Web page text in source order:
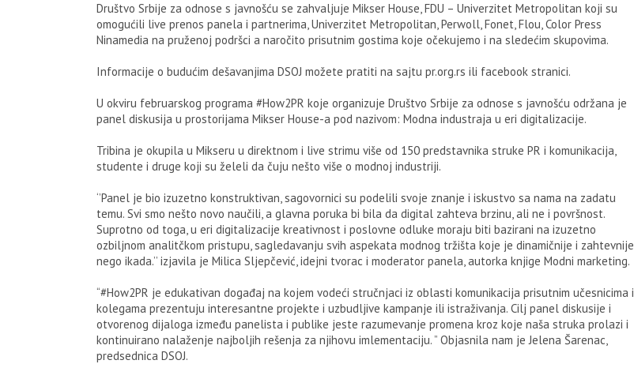
Društvo Srbije za odnose s javnošću se zahvaljuje Mikser House, FDU – Univerzitet Metropolitan koji su
omogućili live prenos panela i partnerima, Univerzitet Metropolitan, Perwoll, Fonet, Flou, Color Press
Ninamedia na pruženoj podršci a naročito prisutnim gostima koje očekujemo i na sledećim skupovima.
Informacije o budućim dešavanjima DSOJ možete pratiti na sajtu pr.org.rs ili facebook stranici.
U okviru februarskog programa #How2PR koje organizuje Društvo Srbije za odnose s javnošću održana je
panel diskusija u prostorijama Mikser House-a pod nazivom: Modna industraja u eri digitalizacije.
Tribina je okupila u Mikseru u direktnom i live strimu više od 150 predstavnika struke PR i komunikacija,
studente i druge koji su želeli da čuju nešto više o modnoj industriji.
‘’Panel je bio izuzetno konstruktivan, sagovornici su podelili svoje znanje i iskustvo sa nama na zadatu
temu. Svi smo nešto novo naučili, a glavna poruka bi bila da digital zahteva brzinu, ali ne i površnost.
Suprotno od toga, u eri digitalizacije kreativnost i poslovne odluke moraju biti bazirani na izuzetno
ozbiljnom analitčkom pristupu, sagledavanju svih aspekata modnog tržišta koje je dinamičnije i zahtevnije
nego ikada.’’ izjavila je Milica Sljepčević, idejni tvorac i moderator panela, autorka knjige Modni marketing.
“#How2PR je edukativan događaj na kojem vodeći stručnjaci iz oblasti komunikacija prisutnim učesnicima i
kolegama prezentuju interesantne projekte i uzbudljive kampanje ili istraživanja. Cilj panel diskusije i
otvorenog dijaloga između panelista i publike jeste razumevanje promena kroz koje naša struka prolazi i
kontinuirano nalaženje najboljih rešenja za njihovu imlementaciju. ” Objasnila nam je Jelena Šarenac,
predsednica DSOJ.